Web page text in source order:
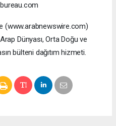
(www.arabnewswire.com)
Dünyası, Orta Doğu ve
bülteni dağıtım hizmeti.